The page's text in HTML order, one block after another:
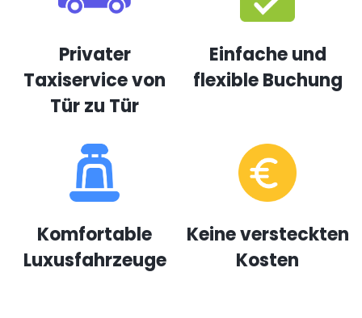
Privater
Taxiservice von
Tür zu Tür
Einfache und
flexible Buchung
Komfortable
Luxusfahrzeuge
Keine versteckten
Kosten